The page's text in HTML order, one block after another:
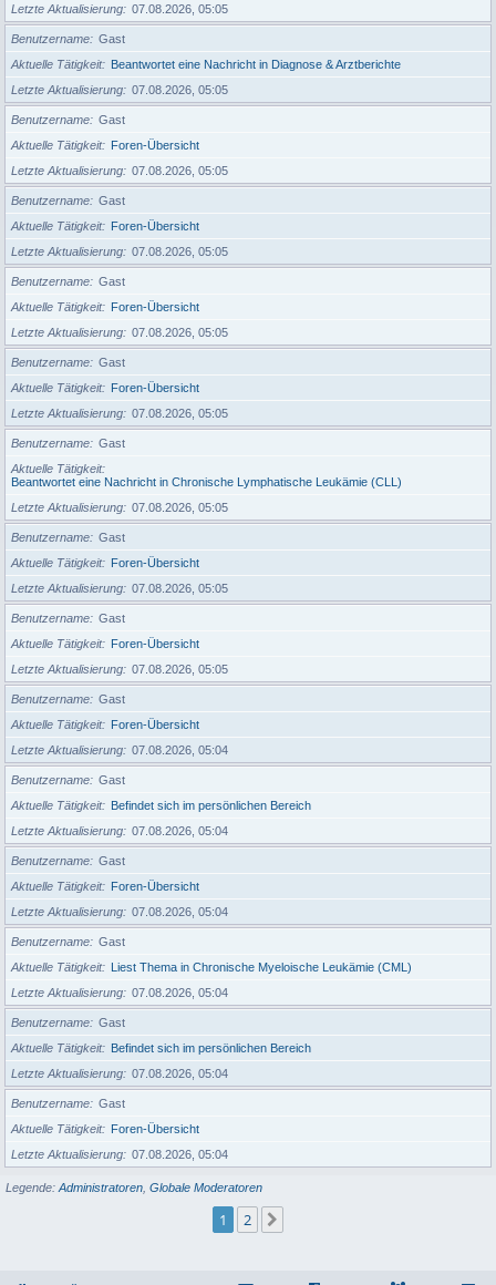
Letzte Aktualisierung
07.08.2026, 05:05
Benutzername
Gast
Aktuelle Tätigkeit
Beantwortet eine Nachricht in Diagnose & Arztberichte
Letzte Aktualisierung
07.08.2026, 05:05
Benutzername
Gast
Aktuelle Tätigkeit
Foren-Übersicht
Letzte Aktualisierung
07.08.2026, 05:05
Benutzername
Gast
Aktuelle Tätigkeit
Foren-Übersicht
Letzte Aktualisierung
07.08.2026, 05:05
Benutzername
Gast
Aktuelle Tätigkeit
Foren-Übersicht
Letzte Aktualisierung
07.08.2026, 05:05
Benutzername
Gast
Aktuelle Tätigkeit
Foren-Übersicht
Letzte Aktualisierung
07.08.2026, 05:05
Benutzername
Gast
Aktuelle Tätigkeit
Beantwortet eine Nachricht in Chronische Lymphatische Leukämie (CLL)
Letzte Aktualisierung
07.08.2026, 05:05
Benutzername
Gast
Aktuelle Tätigkeit
Foren-Übersicht
Letzte Aktualisierung
07.08.2026, 05:05
Benutzername
Gast
Aktuelle Tätigkeit
Foren-Übersicht
Letzte Aktualisierung
07.08.2026, 05:05
Benutzername
Gast
Aktuelle Tätigkeit
Foren-Übersicht
Letzte Aktualisierung
07.08.2026, 05:04
Benutzername
Gast
Aktuelle Tätigkeit
Befindet sich im persönlichen Bereich
Letzte Aktualisierung
07.08.2026, 05:04
Benutzername
Gast
Aktuelle Tätigkeit
Foren-Übersicht
Letzte Aktualisierung
07.08.2026, 05:04
Benutzername
Gast
Aktuelle Tätigkeit
Liest Thema in Chronische Myeloische Leukämie (CML)
Letzte Aktualisierung
07.08.2026, 05:04
Benutzername
Gast
Aktuelle Tätigkeit
Befindet sich im persönlichen Bereich
Letzte Aktualisierung
07.08.2026, 05:04
Benutzername
Gast
Aktuelle Tätigkeit
Foren-Übersicht
Letzte Aktualisierung
07.08.2026, 05:04
Legende: Administratoren Globale Moderatoren
1 2